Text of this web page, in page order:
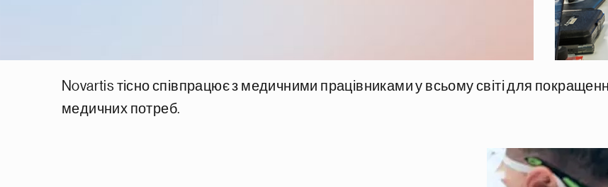
Novartis тісно співпрацює з медичними працівниками у всьому світі для
медичних потреб.